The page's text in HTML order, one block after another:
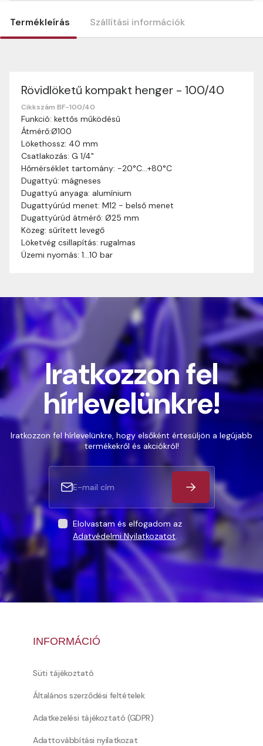
Termékleírás Szállítási információk
Rövidlöketű kompakt henger - 100/40
Cikkszám BF-100/40
Funkció: kettős működésű
Átmérő:Ø100
Lökethossz: 40 mm
Csatlakozás: G 1/4"
Hőmérséklet tartomány: -20°C…+80°C
Dugattyú: mágneses
Dugattyú anyaga: alumínium
Dugattyúrúd menet: M12 - belső menet
Dugattyúrúd átmérő: Ø25 mm
Közeg: sűrített levegő
Löketvég csillapítás: rugalmas
Üzemi nyomás: 1…10 bar
Szállítási információk
Nagyon köszönjük, hogy webshopunkat választottátok
vásárlásaitokhoz. Az alábbiakban megtaláljátok szállítási
információinkat, hogy a vásárlásotok gördülékenyen és
zökkenőmentesen történhessen.
Szállítási idő:Általában a megrendeléseket 2-5
munkanapon belül kézbesítjük. Amennyiben
valamilyen okból kifolyólag a szállítás hosszabb
ideig tart, előre értesítünk benneteket.
Szállítási díj:A szállítási díj függ a termék súlyától
és a szállítási cím távolságától. A pontos szállítási
díjat a vásárlás folyamata során megtekinthetitek,
mielőtt a rendelést véglegesítitek.
Iratkozzon fel
hírlevelünkre!
Iratkozzon fel hírlevelünkre, hogy elsőként értesüljön a legújabb
termékekről és akciókról!
Elolvastam és elfogadom az
Adatvédelmi Nyilatkozatot.
INFORMÁCIÓ
Süti tájékoztató
Általános szerződési feltételek
Adatkezelési tájékoztató (GDPR)
Adattovábbítási nyilatkozat